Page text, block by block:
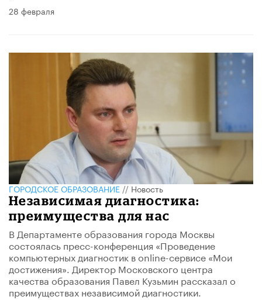
28 февраля
ГОРОДСКОЕ ОБРАЗОВАНИЕ//Новость
Независимая диагностика:
преимущества для нас
В Департаменте образования города Москвы
состоялась пресс-конференция «Проведение
компьютерных диагностик в online-сервисе «Мои
достижения». Директор Московского центра
качества образования Павел Кузьмин рассказал о
преимуществах независимой диагностики.